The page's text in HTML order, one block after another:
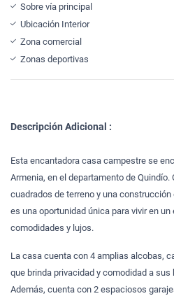
Sobre vía principal
Ubicación Interior
Zona comercial
Zonas deportivas
Descripción Adicional :
Esta encantadora casa campestre se
Armenia, en el departamento de
cuadrados de terreno y una
es una oportunidad única para vivir en
comodidades y lujos.
La casa cuenta con 4 amplias alcobas,
que brinda privacidad y comodidad a
Además, cuenta con 2 espaciosos